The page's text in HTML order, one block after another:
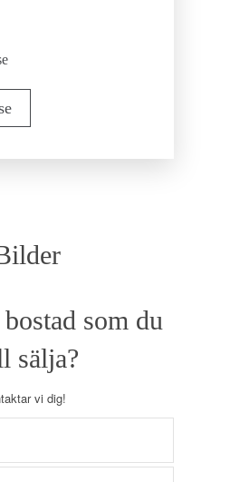
som du
sälja?
vi dig!